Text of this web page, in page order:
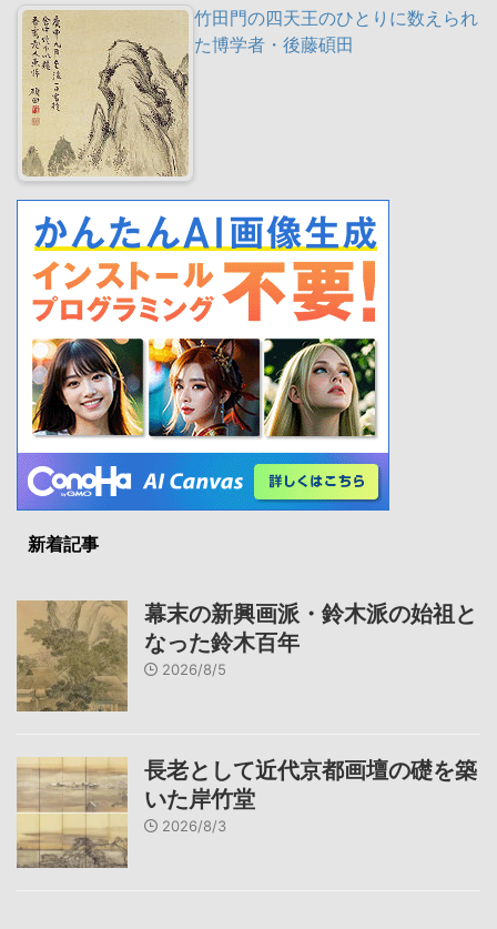
竹田門の四天王のひとりに数えられ
た博学者・後藤碩田
新着記事
幕末の新興画派・鈴木派の始祖と
なった鈴木百年
2026/8/5
長老として近代京都画壇の礎を築
いた岸竹堂
2026/8/3